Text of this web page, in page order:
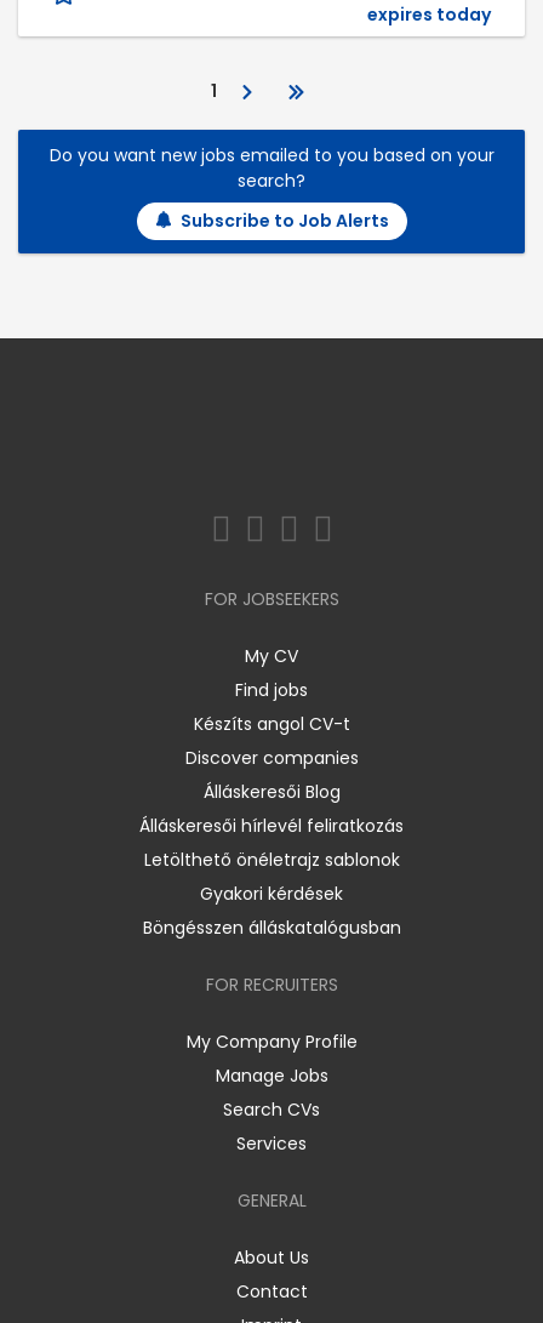
expires today
1
Do you want new jobs emailed to you based on your
search?
Subscribe to Job Alerts
FOR JOBSEEKERS
My CV
Find jobs
Készíts angol CV-t
Discover companies
Álláskeresői Blog
Álláskeresői hírlevél feliratkozás
Letölthető önéletrajz sablonok
Gyakori kérdések
Böngésszen álláskatalógusban
FOR RECRUITERS
My Company Profile
Manage Jobs
Search CVs
Services
GENERAL
About Us
Contact